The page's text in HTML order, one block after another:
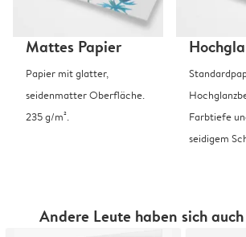
Mattes Papier
Papier mit glatter,
seidenmatter Oberfläche.
235 g/m².
Farbtiefe
seidigem
Andere Leute haben sich